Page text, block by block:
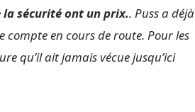
sécurité ont un prix.. Puss a déjà
compte en cours de route. Pour les
qu’il ait jamais vécue jusqu’ici